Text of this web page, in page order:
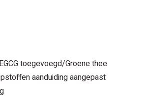
toegevoegd/Groene thee
aanduiding aangepast